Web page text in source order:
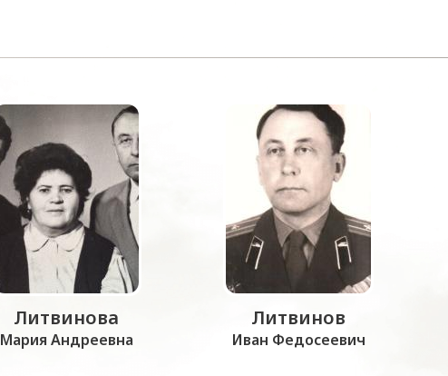
Литвинова
Мария Андреевна
Литвинов
Иван Федосеевич